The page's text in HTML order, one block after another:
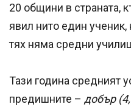
20 общини в страната,
явил нито един
тях няма средни
Тази година средният
предишните – добър